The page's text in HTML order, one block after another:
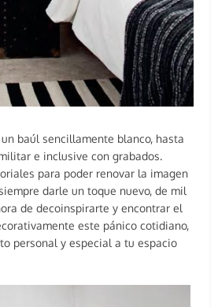
baúl sencillamente blanco, hasta
e inclusive con grabados.
para poder renovar la imagen
darle un toque nuevo, de mil
de decoinspirarte y encontrar el
este pánico cotidiano,
personal y especial a tu espacio